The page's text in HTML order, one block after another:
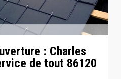
: Charles
de tout 86120